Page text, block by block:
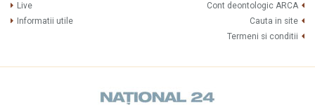
Live
Informatii utile
Cont deontologic ARCA
Cauta in site
Termeni si conditii